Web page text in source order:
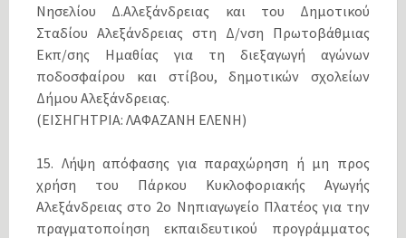
Νησελίου Δ.Αλεξάνδρειας και του Δημοτικού
Σταδίου Αλεξάνδρειας στη Δ/νση Πρωτοβάθμιας
Εκπ/σης Ημαθίας για τη διεξαγωγή αγώνων
ποδοσφαίρου και στίβου, δημοτικών σχολείων
Δήμου Αλεξάνδρειας.
(ΕΙΣΗΓΗΤΡΙΑ: ΛΑΦΑΖΑΝΗ ΕΛΕΝΗ)
15. Λήψη απόφασης για παραχώρηση ή μη προς
χρήση του Πάρκου Κυκλοφοριακής Αγωγής
Αλεξάνδρειας στο 2o Νηπιαγωγείο Πλατέος για την
πραγματοποίηση εκπαιδευτικού προγράμματος